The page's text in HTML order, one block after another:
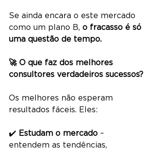
Se ainda encara o este mercado
como um plano B, o fracasso é só
uma questão de tempo.
🚀 O que faz dos melhores
consultores verdadeiros sucessos?
Os melhores não esperam
resultados fáceis. Eles:
✔️ Estudam o mercado –
entendem as tendências,